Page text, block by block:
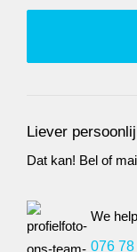
Liever
Dat kan! Bel of
We
076